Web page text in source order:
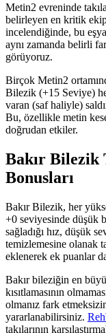
Metin2 evreninde
belirleyen en kritik
incelendiğinde, bu
aynı zamanda belirli
görüyoruz.
Birçok Metin2
Bilezik (+15 Seviye)
varan (saf haliyle)
Bu, özellikle metin
doğrudan etkiler.
Bakır Bilezik
Bonusları
Bakır Bilezik, her
+0 seviyesinde düşük
sağladığı hız, düşük
temizlemesine olanak
eklenerek ek puanlar
Bakır bileziğin en
kısıtlamasının
olmanız fark
yararlanabilirsiniz.
takılarının